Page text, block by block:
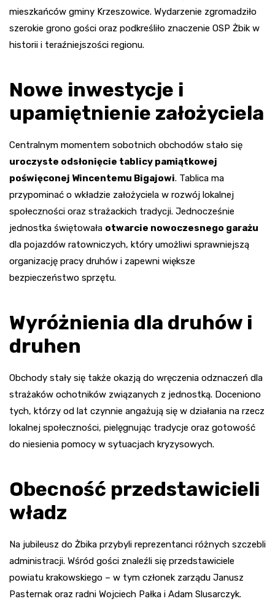
mieszkańców gminy Krzeszowice. Wydarzenie zgromadziło
szerokie grono gości oraz podkreśliło znaczenie OSP Żbik w
historii i teraźniejszości regionu.
Nowe inwestycje i
upamiętnienie założyciela
Centralnym momentem sobotnich obchodów stało się
uroczyste odsłonięcie tablicy pamiątkowej
poświęconej Wincentemu Bigajowi. Tablica ma
przypominać o wkładzie założyciela w rozwój lokalnej
społeczności oraz strażackich tradycji. Jednocześnie
jednostka świętowała otwarcie nowoczesnego garażu
dla pojazdów ratowniczych, który umożliwi sprawniejszą
organizację pracy druhów i zapewni większe
bezpieczeństwo sprzętu.
Wyróżnienia dla druhów i
druhen
Obchody stały się także okazją do wręczenia odznaczeń dla
strażaków ochotników związanych z jednostką. Doceniono
tych, którzy od lat czynnie angażują się w działania na rzecz
lokalnej społeczności, pielęgnując tradycje oraz gotowość
do niesienia pomocy w sytuacjach kryzysowych.
Obecność przedstawicieli
władz
Na jubileusz do Żbika przybyli reprezentanci różnych szczebli
administracji. Wśród gości znaleźli się przedstawiciele
powiatu krakowskiego – w tym członek zarządu Janusz
Pasternak oraz radni Wojciech Pałka i Adam Slusarczyk.